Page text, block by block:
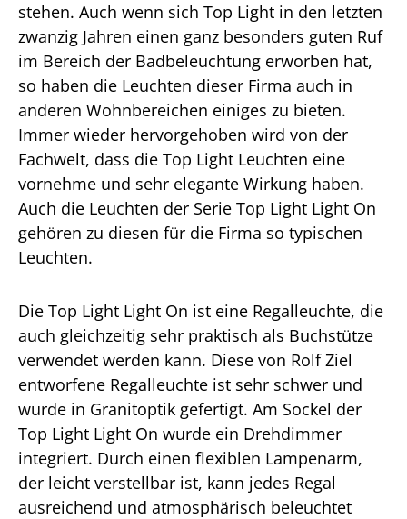
stehen. Auch wenn sich Top Light in den letzten
zwanzig Jahren einen ganz besonders guten Ruf
im Bereich der Badbeleuchtung erworben hat,
so haben die Leuchten dieser Firma auch in
anderen Wohnbereichen einiges zu bieten.
Immer wieder hervorgehoben wird von der
Fachwelt, dass die Top Light Leuchten eine
vornehme und sehr elegante Wirkung haben.
Auch die Leuchten der Serie Top Light Light On
gehören zu diesen für die Firma so typischen
Leuchten.
Die Top Light Light On ist eine Regalleuchte, die
auch gleichzeitig sehr praktisch als Buchstütze
verwendet werden kann. Diese von Rolf Ziel
entworfene Regalleuchte ist sehr schwer und
wurde in Granitoptik gefertigt. Am Sockel der
Top Light Light On wurde ein Drehdimmer
integriert. Durch einen flexiblen Lampenarm,
der leicht verstellbar ist, kann jedes Regal
ausreichend und atmosphärisch beleuchtet